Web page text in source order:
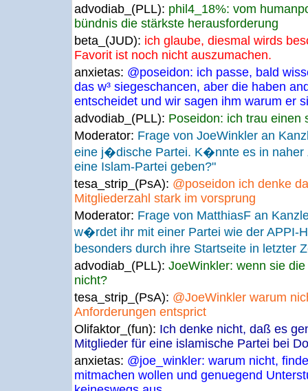
advodiab_(PLL): phil4_18%: vom
bündnis die stärkste herausforderung
beta_(JUD): ich glaube, diesmal wirds
Favorit ist noch nicht auszumachen.
anxietas: @poseidon: ich passe, bald
das w³ siegeschancen, aber die haben
entscheidet und wir sagen ihm warum er
advodiab_(PLL): Poseidon: ich trau einen
Moderator: Frage von JoeWinkler an
eine j�dische Partei. K�nnte es in naher
eine Islam-Partei geben?"
tesa_strip_(PsA): @poseidon ich denke
Mitgliederzahl stark im vorsprung
Moderator: Frage von MatthiasF an
w�rdet ihr mit einer Partei wie der APPI-
besonders durch ihre Startseite in letzter
advodiab_(PLL): JoeWinkler: wenn sie
nicht?
tesa_strip_(PsA): @JoeWinkler warum
Anforderungen entsprict
Olifaktor_(fun): Ich denke nicht, daß es
Mitglieder für eine islamische Partei bei
anxietas: @joe_winkler: warum nicht,
mitmachen wollen und genuegend